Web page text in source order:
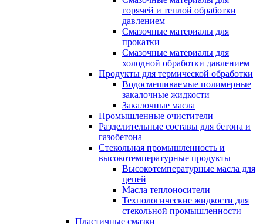
горячей и теплой обработки
давлением
Смазочные материалы для
прокатки
Смазочные материалы для
холодной обработки давлением
Продукты для термической обработки
Водосмешиваемые полимерные
закалочные жидкости
Закалочные масла
Промышленные очистители
Разделительные составы для бетона и
газобетона
Стекольная промышленность и
высокотемпературные продукты
Высокотемпературные масла для
цепей
Масла теплоносители
Технологические жидкости для
стекольной промышленности
Пластичные смазки